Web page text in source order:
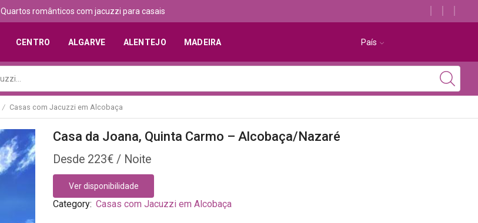
Quartos românticos com jacuzzi para casais
CENTRO ALGARVE ALENTEJO MADEIRA País
/ Casas com Jacuzzi em Alcobaça
Casa da Joana, Quinta Carmo – Alcobaça/Nazaré
223€
Ver disponibilidade
Category: Casas com Jacuzzi em Alcobaça